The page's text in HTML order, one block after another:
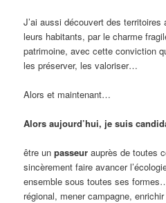
J’ai aussi découvert des territoires
leurs habitants, par le charme
patrimoine, avec cette conviction
les préserver, les valoriser…
Alors et maintenant…
Alors aujourd’hui, je suis
être unpasseur auprès de toutes
sincèrement faire avancer
ensemble sous toutes ses
régional, mener campagne,